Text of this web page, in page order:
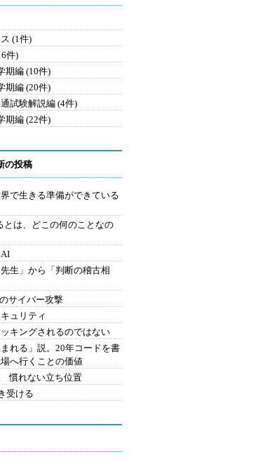
(1件)
件)
期編 (10件)
期編 (20件)
試験解説編 (4件)
期編 (22件)
の投稿
で生きる準備ができている
とは、どこの何のことなの
生」から「判断の稽古相
サイバー攻撃
ュリティ
キングされるのではない
まれる」説。20年コードを書
へ行くことの価値
慣れない立ち位置
受ける